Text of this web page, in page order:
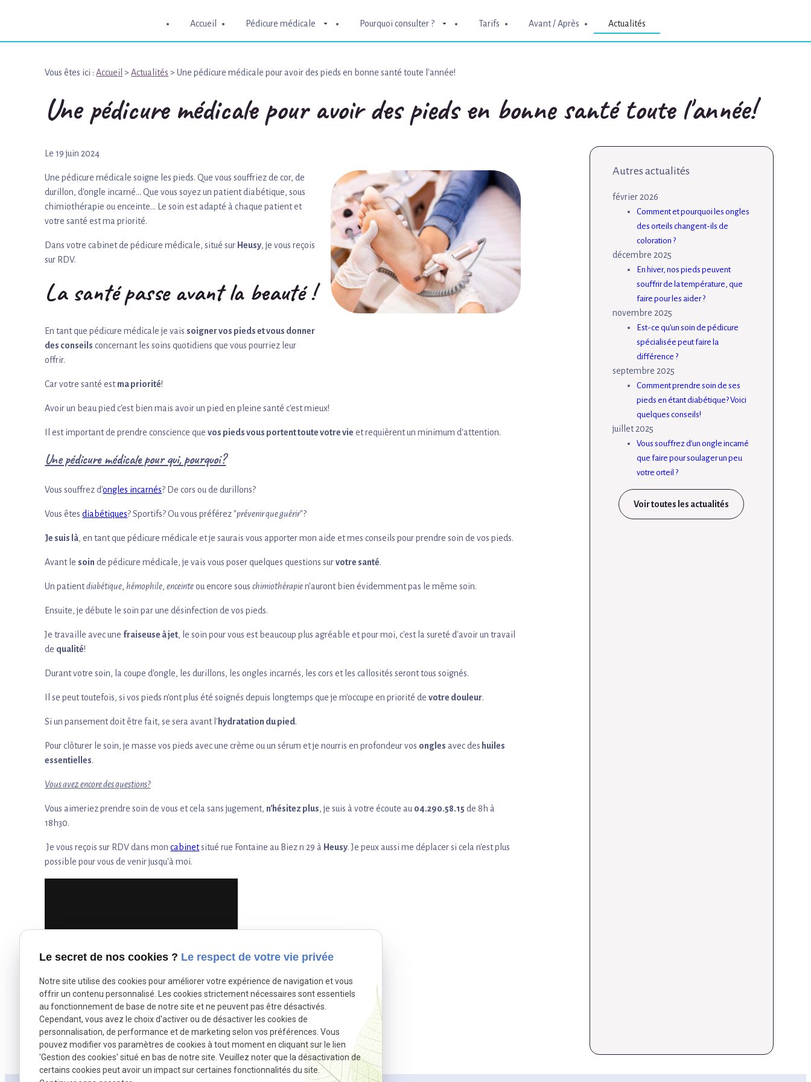
Accueil Pédicure médicale Pourquoi consulter ? Tarifs Avant / Après Actualités
Vous êtes ici : Accueil >Actualités > Une pédicure médicale pour avoir des pieds en bonne santé toute l'année!
Une pédicure médicale pour avoir des pieds en bonne santé toute l'année!
Le 19 juin 2024
Une pédicure médicale soigne les pieds. Que vous souffriez de cor, de
durillon, d'ongle incarné... Que vous soyez un patient diabétique, sous
chimiothérapie ou enceinte... Le soin est adapté à chaque patient et
votre santé est ma priorité.
Dans votre cabinet de pédicure médicale, situé sur Heusy, je vous reçois
sur RDV.
La santépasse avant la beauté !
En tant que pédicure médicale je vais soigner vos pieds et vous donner
des conseils concernant les soins quotidiens que vous pourriez leur
offrir.
Car votre santé estma priorité!
Avoir un beau pied c'est bien mais avoir un pied en pleine santé c'est mieux!
Il est important de prendre conscience quevos pieds vous portent toute votre vie et requièrent un minimum d'attention.
Une pédicure médicale pour qui, pourquoi?
Vous souffrez d'ongles incarnés? De cors ou de durillons?
Vous êtesdiabétiques? Sportifs? Ou vous préférez "prévenir que guérir"?
Je suis là, en tant que pédicure médicale et je saurais vous apporter mon aide et mes conseils pour prendre soin de vos pieds.
Avant le soin de pédicure médicale, je vais vous poser quelques questions survotre santé.
Un patientdiabétique, hémophile,enceinteou encore souschimiothérapien'auront bien évidemment pas le même soin.
Ensuite, je débute le soin par une désinfection de vos pieds.
Je travaille avec une fraiseuse à jet, le soin pour vous est beaucoup plus agréable et pour moi, c'est la sureté d'avoir un travail
de qualité!
Durant votre soin, la coupe d'ongle, les durillons, les ongles incarnés, les cors et les callosités seront tous soignés.
Il se peut toutefois, si vos pieds n'ont plus été soignés depuis longtemps que je m'occupe en priorité devotre douleur.
Si un pansement doit être fait, se sera avant l' hydratation du pied.
Pour clôturer le soin, je masse vos pieds avec une crème ou un sérum et je nourris en profondeur vos ongles avec des huiles
essentielles.
Vous avez encore des questions?
Vous aimeriez prendre soin de vous et cela sans jugement, n'hésitez plus, je suis à votre écoute au 04.290.58.15 de 8h à
18h30.
Je vous reçois sur RDV dans moncabinetsitué rue Fontaine au Biez n 29 à Heusy. Je peux aussi me déplacer si cela n'est plus
possible pour vous de venir jusqu'à moi.
X (formerly Twitter) est désactivé. Facebook est désactivé.
Autres actualités
février 2026
Comment et pourquoi les ongles
des orteils changent-ils de
coloration ?
décembre 2025
En hiver, nos pieds peuvent
souffrir de la température, que
faire pour les aider ?
novembre 2025
Est-ce qu’un soin de pédicure
spécialisée peut faire la
différence ?
septembre 2025
Comment prendre soin de ses
pieds en étant diabétique? Voici
quelques conseils!
juillet 2025
Vous souffrez d’un ongle incarné
que faire pour soulager un peu
votre orteil ?
Voir toutes les actualités
Le secret de nos cookies ? Le respect de votre vie privée
Notre site utilise des cookies pour améliorer votre expérience de navigation et vous
offrir un contenu personnalisé. Les cookies strictement nécessaires sont essentiels
au fonctionnement de base de notre site et ne peuvent pas être désactivés.
Cependant, vous avez le choix d'activer ou de désactiver les cookies de
personnalisation, de performance et de marketing selon vos préférences. Vous
pouvez modifier vos paramètres de cookies à tout moment en cliquant sur le lien
'Gestion des cookies' situé en bas de notre site. Veuillez noter que la désactivation de
certains cookies peut avoir un impact sur certaines fonctionnalités du site.